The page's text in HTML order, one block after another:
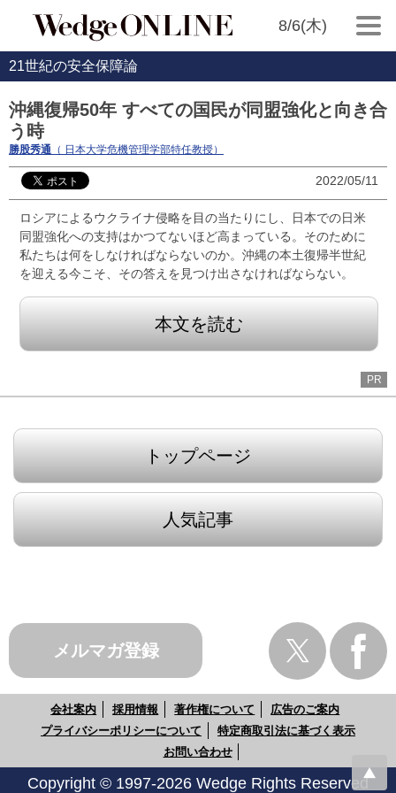
8/6(木)
21世紀の安全保障論
沖縄復帰50年 すべての国民が同盟強化と向き合
う時
勝股秀通 （ 日本大学危機管理学部特任教授）
2022/05/11
ロシアによるウクライナ侵略を目の当たりにし、日本での日米
同盟強化への支持はかつてないほど高まっている。そのために
私たちは何をしなければならないのか。沖縄の本土復帰半世紀
を迎える今こそ、その答えを見つけ出さなければならない。
本文を読む
PR
トップページ
人気記事
メルマガ登録
会社案内 採用情報 著作権について
広告のご案内
プライバシーポリシーについて
特定商取引法に基づく表示
お問い合わせ
Copyright © 1997-2026 Wedge Rights Reserved